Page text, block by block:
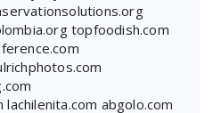
topfoodish.com
lachilenita.com abgolo.com